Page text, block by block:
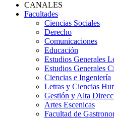
CANALES
Facultades
Ciencias Sociales
Derecho
Comunicaciones
Educación
Estudios Generales
Estudios Generales
Ciencias e Ingeniería
Letras y Ciencias
Gestión y Alta
Artes Escenicas
Facultad de